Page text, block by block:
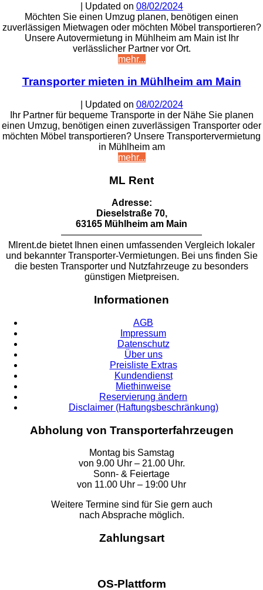
| Updated on 08/02/2024
Möchten Sie einen Umzug planen, benötigen einen
zuverlässigen Mietwagen oder möchten Möbel transportieren?
Unsere Autovermietung in Mühlheim am Main ist Ihr
verlässlicher Partner vor Ort.
mehr...
Transporter mieten in Mühlheim am Main
| Updated on 08/02/2024
Ihr Partner für bequeme Transporte in der Nähe Sie planen
einen Umzug, benötigen einen zuverlässigen Transporter oder
möchten Möbel transportieren? Unsere Transportervermietung
in Mühlheim am
mehr...
ML Rent
Adresse:
Dieselstraße 70,
63165 Mühlheim am Main
———————————————
Mlrent.de bietet Ihnen einen umfassenden Vergleich lokaler
und bekannter Transporter-Vermietungen. Bei uns finden Sie
die besten Transporter und Nutzfahrzeuge zu besonders
günstigen Mietpreisen.
Informationen
AGB
Impressum
Datenschutz
Über uns
Preisliste Extras
Kundendienst
Miethinweise
Reservierung ändern
Disclaimer (Haftungsbeschränkung)
Abholung von Transporterfahrzeugen
Montag bis Samstag
von 9.00 Uhr – 21.00 Uhr.
Sonn- & Feiertage
von 11.00 Uhr – 19:00 Uhr
Weitere Termine sind für Sie gern auch
nach Absprache möglich.
Zahlungsart
OS-Plattform